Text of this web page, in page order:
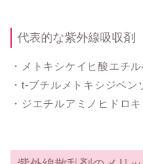
代表的な紫外線吸収剤
・メトキシケイヒ酸エチ
・t-ブチルメトキシジベン
・ジエチルアミノヒドロ